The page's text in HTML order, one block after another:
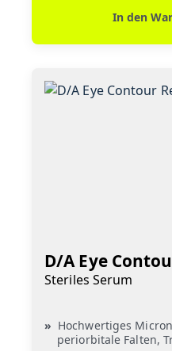
In den
D/A Eye
Steriles Serum
Hochwertiges
periorbitale Falten,